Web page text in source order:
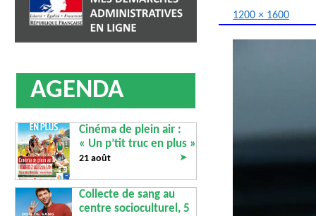
AGENDA
Cinéma de plein air :
« Un p’tit truc en plus »
21 août ➤
Collecte de sang au
centre socioculturel, 5
1200 × 1600